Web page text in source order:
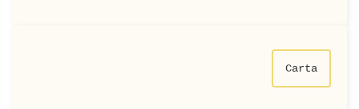
Carta